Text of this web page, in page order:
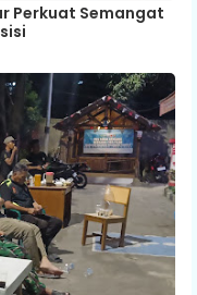
Perkuat Semangat